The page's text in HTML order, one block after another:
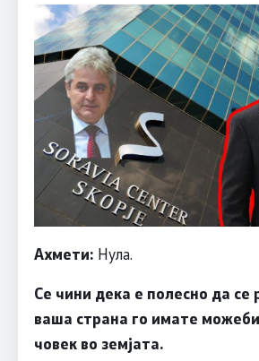
Ахмети: Нула.
Се чини дека е полесно да се
ваша страна го имате
човек во земјата.